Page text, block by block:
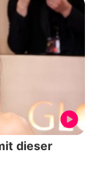
dieser